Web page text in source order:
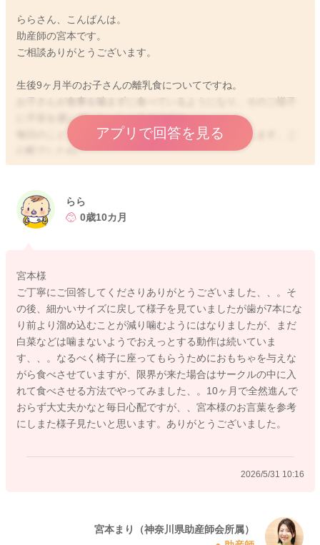
ららさん、こんばんは。
助産師の宮本です。
ご相談ありがとうございます。
生後9ヶ月半のお子さんの離乳食についてですね。
お子さんが食事を噛まずに食べているようになり、そのご様子
に不安を感じていらっしゃるのですね。
毎日のことです。とてもお悩みのこととお察しいたします。ご
心配でしたね。
んで、しっかり噛んで食べ物をすりつぶしてから飲み込むとい
うことができることは少ないように思います。
いまできることとしましては、噛まずに飲み込んでしまって
も、もぐもぐしようね、かみかみしようねと声をかけること。
あとは、噛んで食べている大人の様子を見せること。食卓を共
にし、大人も子どもも皆で食事の時間を過ごすことで、そこか
ら学んでいくことは多いにあると思います。
とはいえまだ0歳さんですから、いますぐに噛んで飲めるように
なるのかというとそういうわけでもありません。
歯の生えそろいにもよりますが、離乳食完了の時期、一般的に1
ですのでこの時期のお子さんの便には、にんじんやコーンなど
おかずを噛まずに飲み込むことでご心配が募るようでしたら、
アプリで回答を見る
らら
0歳10カ月
宮本様
ご丁寧にご回答してくださりありがとうございました、、。そ
の後、細かいサイズに戻して様子を見ていましたが歯が7本にな
り前より溜め込むことが減り噛むようにはなりましたが、まだ
白菜などは噛まないようでおえっとする動作は続いていま
す、、。なるべく椅子に座ってもらうためにおもちゃを与えな
がら食べさせていますが、限界が来た場合はサークルの中に入
れて食べさせる方法でやってみました、。10ヶ月で全然進んで
おらず大丈夫かなと毎日心配ですが、、宮本様のお言葉を参考
にしまた様子見たいと思います。ありがとうございました。
2026/5/31 10:16
宮本まり（神奈川県助産師会所属）